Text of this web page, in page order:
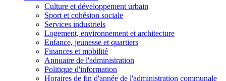
Culture et développement urbain
Sport et cohésion sociale
Services industriels
Logement, environnement et architecture
Enfance, jeunesse et quartiers
Finances et mobilité
Annuaire de l'administration
Politique d'information
Horaires de fin d'année de l'administration communale